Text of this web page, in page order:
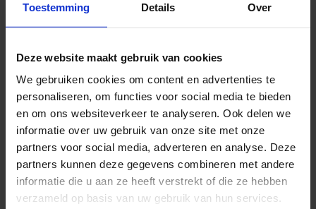
Toestemming Details Over
Deze website maakt gebruik van cookies
We gebruiken cookies om content en advertenties te
personaliseren, om functies voor social media te bieden
en om ons websiteverkeer te analyseren. Ook delen we
informatie over uw gebruik van onze site met onze
partners voor social media, adverteren en analyse. Deze
partners kunnen deze gegevens combineren met andere
informatie die u aan ze heeft verstrekt of die ze hebben
verzameld op basis van uw gebruik van hun services.
ervaren hen als betrokken, inhoudelijk deskundig en
goed ingevoerd in de beroepspraktijk. Ook waarderen
Op de meeste thema’s scoort HKU in de NSE goed en
vergelijkbaar met vorig jaar, ook ten opzichte van
andere kunsthogescholen. Dat geldt onder meer voor
inhoud en opzet van de opleiding, studiebegeleiding,
betrokkenheid en contact. Op veel onderdelen scoort
HKU bovendien boven het hbo-gemiddelde.